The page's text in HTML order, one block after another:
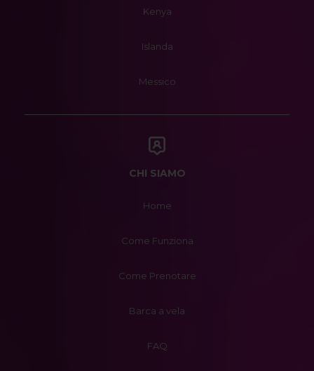
Kenya
Islanda
Messico
CHI SIAMO
Home
Come Funziona
Come Prenotare
Barca a vela
FAQ